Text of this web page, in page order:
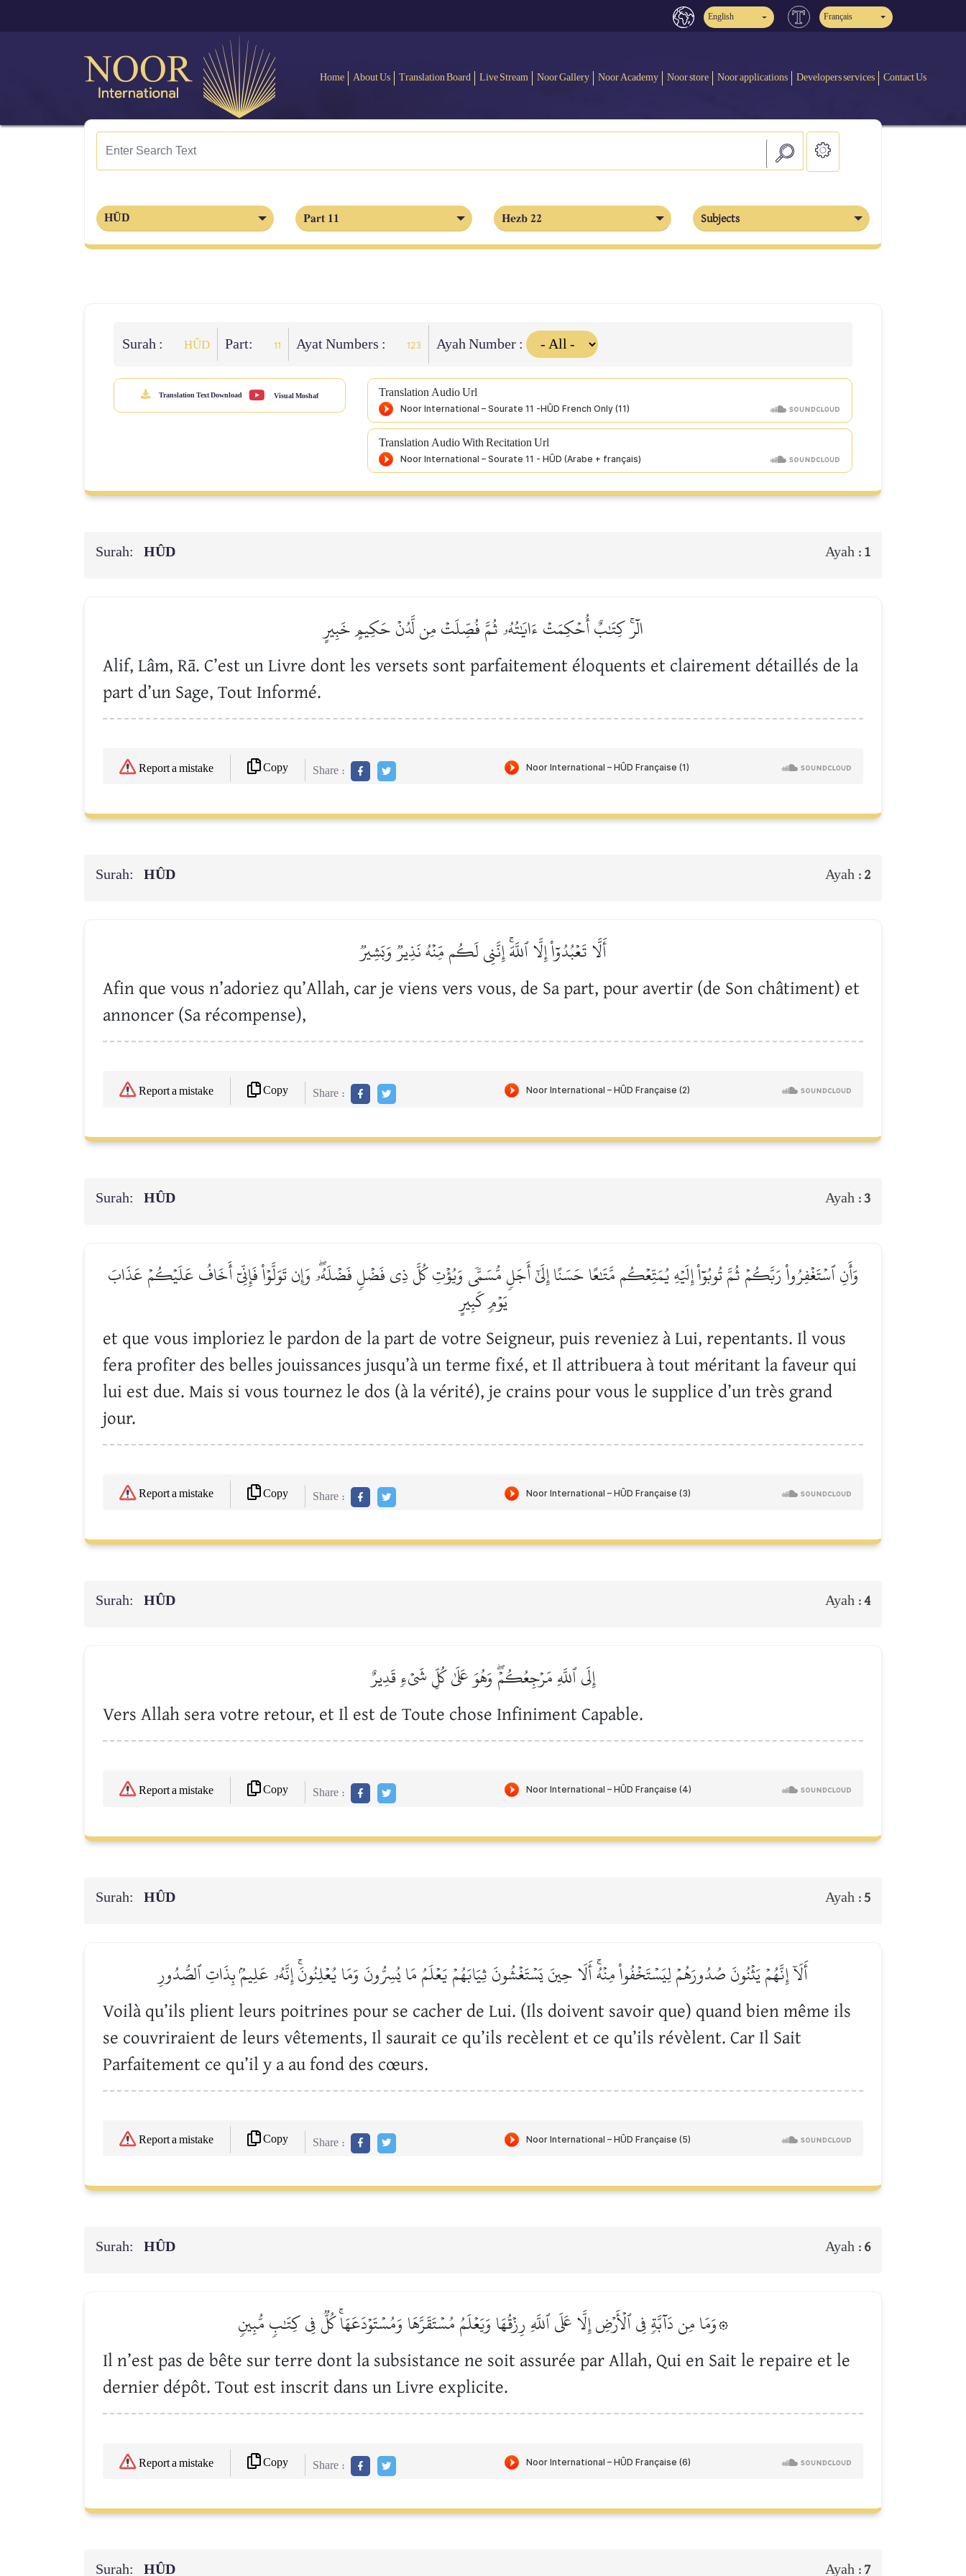
English Français
Home About Us Translation Board Live Stream Noor Gallery Noor Academy Noor store Noor applications Developers services Contact Us
HŪD Part 11 Hezb 22 Subjects
Surah : HÛD Part: 11 Ayat Numbers : 123 Ayah Number :
Translation Text Download Visual Moshaf Translation Audio Url
Translation Audio With Recitation Url
Surah: HÛD Ayah : 1
الٓرۚ كِتَٰبٌ أُحۡكِمَتۡ ءَايَٰتُهُۥ ثُمَّ فُصِّلَتۡ مِن لَّدُنۡ حَكِيمٍ خَبِيرٍ
Alif, Lâm, Rā. C’est un Livre dont les versets sont parfaitement éloquents et clairement détaillés de la
part d’un Sage, Tout Informé.
Report a mistake Copy Share :
Surah: HÛD Ayah : 2
أَلَّا تَعۡبُدُوٓاْ إِلَّا ٱللَّهَۚ إِنَّنِي لَكُم مِّنۡهُ نَذِيرٞ وَبَشِيرٞ
Afin que vous n’adoriez qu’Allah, car je viens vers vous, de Sa part, pour avertir (de Son châtiment) et
annoncer (Sa récompense),
Report a mistake Copy Share :
Surah: HÛD Ayah :3
وَأَنِ ٱسۡتَغۡفِرُواْ رَبَّكُمۡ ثُمَّ تُوبُوٓاْ إِلَيۡهِ يُمَتِّعۡكُم مَّتَٰعًا حَسَنًا إِلَىٰٓ أَجَلٖ مُّسَمّٗى وَيُؤۡتِ كُلَّ ذِي فَضۡلٖ فَضۡلَهُۥۖ وَإِن تَوَلَّوۡاْ فَإِنِّيٓ أَخَافُ عَلَيۡكُمۡ عَذَابَ
يَوۡمٖ كَبِيرٍ
et que vous imploriez le pardon de la part de votre Seigneur, puis reveniez à Lui, repentants. Il vous
fera profiter des belles jouissances jusqu’à un terme fixé, et Il attribuera à tout méritant la faveur qui
lui est due. Mais si vous tournez le dos (à la vérité), je crains pour vous le supplice d’un très grand
jour.
Report a mistake Copy Share :
Surah: HÛD Ayah :4
إِلَى ٱللَّهِ مَرۡجِعُكُمۡۖ وَهُوَ عَلَىٰ كُلِّ شَيۡءٖ قَدِيرٌ
Vers Allah sera votre retour, et Il est de Toute chose Infiniment Capable.
Report a mistake Copy Share :
Surah: HÛD Ayah :5
أَلَآ إِنَّهُمۡ يَثۡنُونَ صُدُورَهُمۡ لِيَسۡتَخۡفُواْ مِنۡهُۚ أَلَا حِينَ يَسۡتَغۡشُونَ ثِيَابَهُمۡ يَعۡلَمُ مَا يُسِرُّونَ وَمَا يُعۡلِنُونَۚ إِنَّهُۥ عَلِيمُۢ بِذَاتِ ٱلصُّدُورِ
Voilà qu’ils plient leurs poitrines pour se cacher de Lui. (Ils doivent savoir que) quand bien même ils
se couvriraient de leurs vêtements, Il saurait ce qu’ils recèlent et ce qu’ils révèlent. Car Il Sait
Parfaitement ce qu’il y a au fond des cœurs.
Report a mistake Copy Share :
Surah: HÛD Ayah : 6
۞وَمَا مِن دَآبَّةٖ فِي ٱلۡأَرۡضِ إِلَّا عَلَى ٱللَّهِ رِزۡقُهَا وَيَعۡلَمُ مُسۡتَقَرَّهَا وَمُسۡتَوۡدَعَهَاۚ كُلّٞ فِي كِتَٰبٖ مُّبِينٖ
Il n’est pas de bête sur terre dont la subsistance ne soit assurée par Allah, Qui en Sait le repaire et le
dernier dépôt. Tout est inscrit dans un Livre explicite.
Report a mistake Copy Share :
Surah: HÛD Ayah : 7